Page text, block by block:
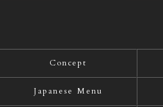
Concept
Japanese Menu